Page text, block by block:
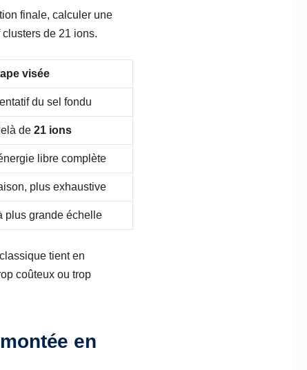
finale, calculer une
de 21 ions.
visée
du sel fondu
de 21 ions
libre complète
plus exhaustive
plus grande échelle
tient en
coûteux ou trop
en